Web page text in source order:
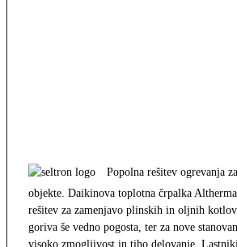
Popolna rešitev ogrevanja
objekte. Daikinova toplotna črpalka
rešitev za zamenjavo plinskih in oljnih
goriva še vedno pogosta, ter za nove
visoko zmogljivost in tiho delovanje.